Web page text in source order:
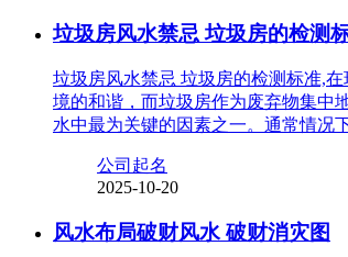
垃圾房风水禁忌 垃圾房的检测
垃圾房风水禁忌 垃圾房的检测标准,
境的和谐，而垃圾房作为废弃物集中
水中最为关键的因素之一。通常情况
公司起名
2025-10-20
风水布局破财风水 破财消灾图